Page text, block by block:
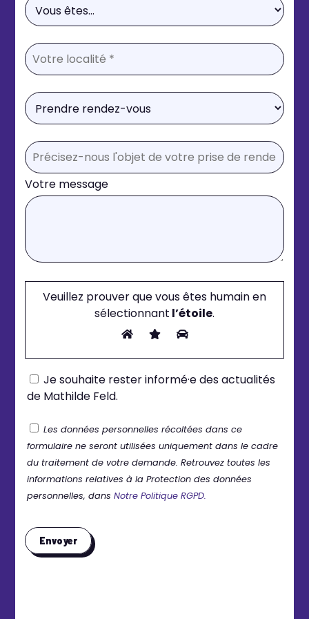
Votre message
Veuillez prouver que vous êtes humain en
sélectionnant l’étoile.
Je souhaite rester informé·e des actualités
de Mathilde Feld.
Les données personnelles récoltées dans ce
formulaire ne seront utilisées uniquement dans le cadre
du traitement de votre demande. Retrouvez toutes les
informations relatives à la Protection des données
personnelles, dansNotre Politique RGPD.